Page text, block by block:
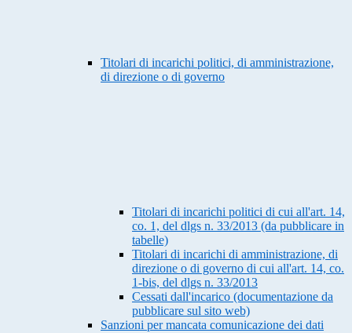
Titolari di incarichi politici, di amministrazione,
di direzione o di governo
Titolari di incarichi politici di cui all'art. 14,
co. 1, del dlgs n. 33/2013 (da pubblicare in
tabelle)
Titolari di incarichi di amministrazione, di
direzione o di governo di cui all'art. 14, co.
1-bis, del dlgs n. 33/2013
Cessati dall'incarico (documentazione da
pubblicare sul sito web)
Sanzioni per mancata comunicazione dei dati